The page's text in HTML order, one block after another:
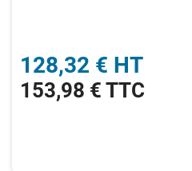
128,32 € HT
153,98 € TTC